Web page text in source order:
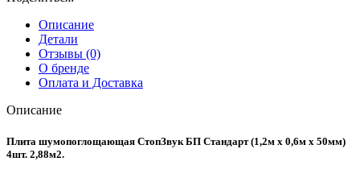
Описание
Детали
Отзывы (0)
О бренде
Оплата и Доставка
Описание
Плита шумопоглощающая СтопЗвук БП Стандарт (1,2м х 0,6м х 50мм)
4шт. 2,88м2.